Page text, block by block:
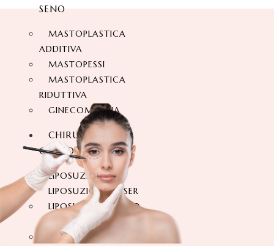
SENO
MASTOPLASTICA
ADDITIVA
MASTOPESSI
MASTOPLASTICA
RIDUTTIVA
GINECOMASTIA
CHIRURGIA DEL
CORPO
LIPOSUZIONE
LIPOSUZIONE VASER
LIPOSUZIONE A 360
GRADI
ADDOMINOPLASTICA